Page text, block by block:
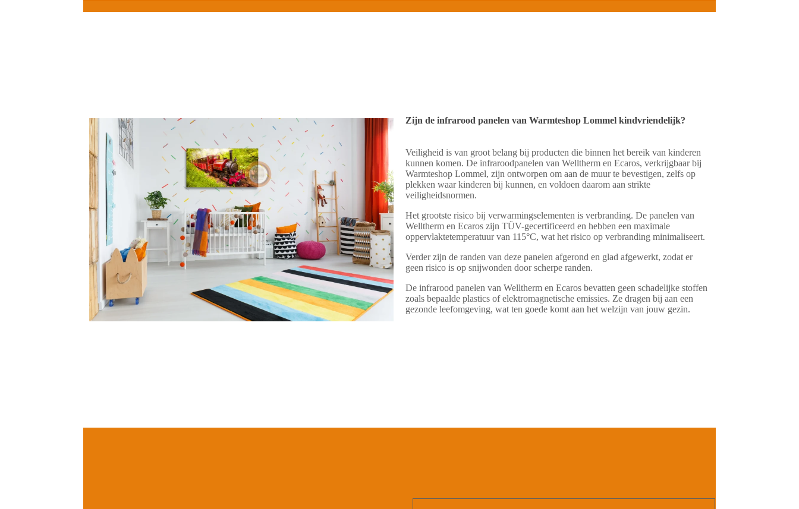
Zijn de infrarood panelen van Warmteshop Lommel kindvriendelijk?
Veiligheid is van groot belang bij producten die binnen het bereik van kinderen
kunnen komen. De infraroodpanelen van Welltherm en Ecaros, verkrijgbaar bij
Warmteshop Lommel, zijn ontworpen om aan de muur te bevestigen, zelfs op
plekken waar kinderen bij kunnen, en voldoen daarom aan strikte
veiligheidsnormen.
Het grootste risico bij verwarmingselementen is verbranding. De panelen van
Welltherm en Ecaros zijn TÜV-gecertificeerd en hebben een maximale
oppervlaktetemperatuur van 115°C, wat het risico op verbranding minimaliseert.
Verder zijn de randen van deze panelen afgerond en glad afgewerkt, zodat er
geen risico is op snijwonden door scherpe randen.
De infrarood panelen van Welltherm en Ecaros bevatten geen schadelijke stoffen
zoals bepaalde plastics of elektromagnetische emissies. Ze dragen bij aan een
gezonde leefomgeving, wat ten goede komt aan het welzijn van jouw gezin.